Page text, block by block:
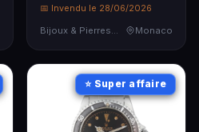
📅 Invendu le 28/06/2026
Monaco
⭐ Super affaire